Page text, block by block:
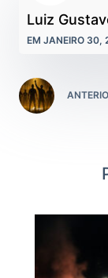
Luiz
EM JANEIRO 30,